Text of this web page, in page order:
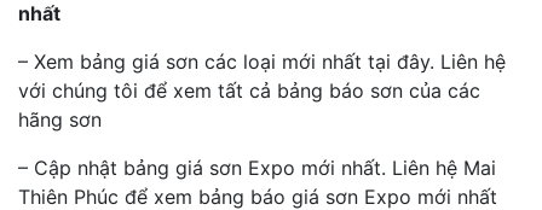
nhất
– Xem bảng giá sơn các loại mới nhất tại đây. Liên hệ
với chúng tôi để xem tất cả bảng báo sơn của các
hãng sơn
– Cập nhật bảng giá sơn Expo mới nhất. Liên hệ Mai
Thiên Phúc để xem bảng báo giá sơn Expo mới nhất